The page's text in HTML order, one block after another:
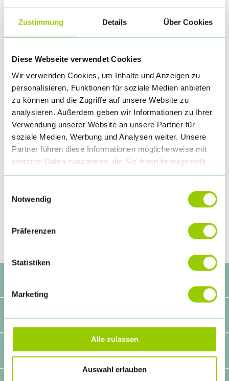
Zustimmung Details Über Cookies
Diese Webseite verwendet Cookies
Wir verwenden Cookies, um Inhalte und Anzeigen zu
personalisieren, Funktionen für soziale Medien anbieten
zu können und die Zugriffe auf unsere Website zu
analysieren. Außerdem geben wir Informationen zu Ihrer
Verwendung unserer Website an unsere Partner für
soziale Medien, Werbung und Analysen weiter. Unsere
Partner führen diese Informationen möglicherweise mit
weiteren Daten zusammen, die Sie ihnen bereitgestellt
Notwendig
Präferenzen
Statistiken
Marketing
Alle zulassen
Auswahl erlauben
Ausdruck.
Das 1818 gegründete Unternehmen ist mit seinen
(M: IP®). Das ganzheitliche Programm hat sich zum Ziel
gesetzt, einerseits aufzuklären, andererseits medizinische
Einrichtungen zu unterstützen, durch einen neuen Ansatz
die Opportunitätskosten - konkret bei der Senkung von
therapieassoziierten Infektionen – zu optimieren.
Erfahren Sie mehr aufwww.hartmann.info.
DAK-Gesundheit
überspringen
Programm
Teilnahme